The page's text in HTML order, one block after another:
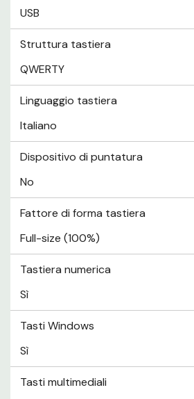
USB
Struttura tastiera
QWERTY
Linguaggio tastiera
Italiano
Dispositivo di puntatura
No
Fattore di forma tastiera
Full-size (100%)
Tastiera numerica
Sì
Tasti Windows
Sì
Tasti multimediali